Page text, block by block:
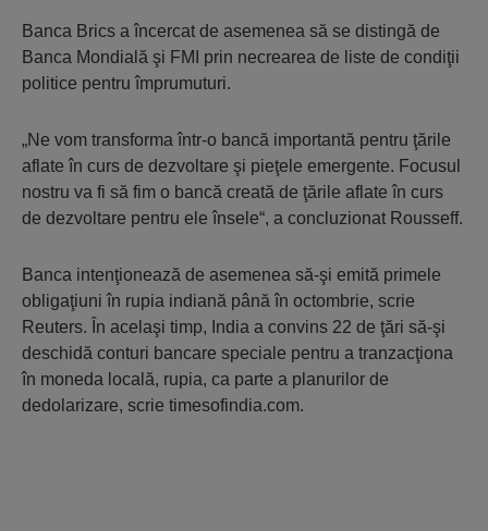
Banca Brics a încercat de asemenea să se distingă de
Banca Mondială şi FMI prin necrearea de liste de condiţii
politice pentru împrumuturi.
„Ne vom transforma într-o bancă importantă pentru ţările
aflate în curs de dezvoltare şi pieţele emergente. Focusul
nostru va fi să fim o bancă creată de ţările aflate în curs
de dezvoltare pentru ele însele“, a concluzionat Rousseff.
Banca intenţionează de asemenea să-şi emită primele
obligaţiuni în rupia indiană până în octombrie, scrie
Reuters. În acelaşi timp, India a convins 22 de ţări să-şi
deschidă conturi bancare speciale pentru a tranzacţiona
în moneda locală, rupia, ca parte a planurilor de
dedolarizare, scrie timesofindia.com.